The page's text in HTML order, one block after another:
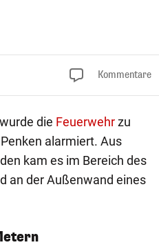
Kommentare
die Feuerwehrzu
alarmiert. Aus
kam es im Bereich des
an der Außenwand eines